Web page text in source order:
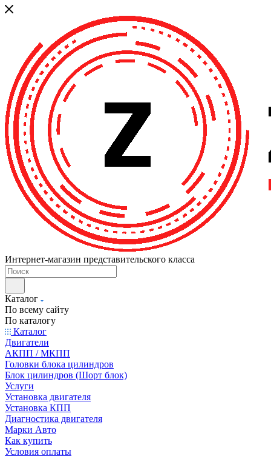
Интернет-магазин представительского класса
Каталог
По всему сайту
По каталогу
Каталог
Двигатели
АКПП / МКПП
Головки блока цилиндров
Блок цилиндров (Шорт блок)
Услуги
Установка двигателя
Установка КПП
Диагностика двигателя
Марки Авто
Как купить
Условия оплаты